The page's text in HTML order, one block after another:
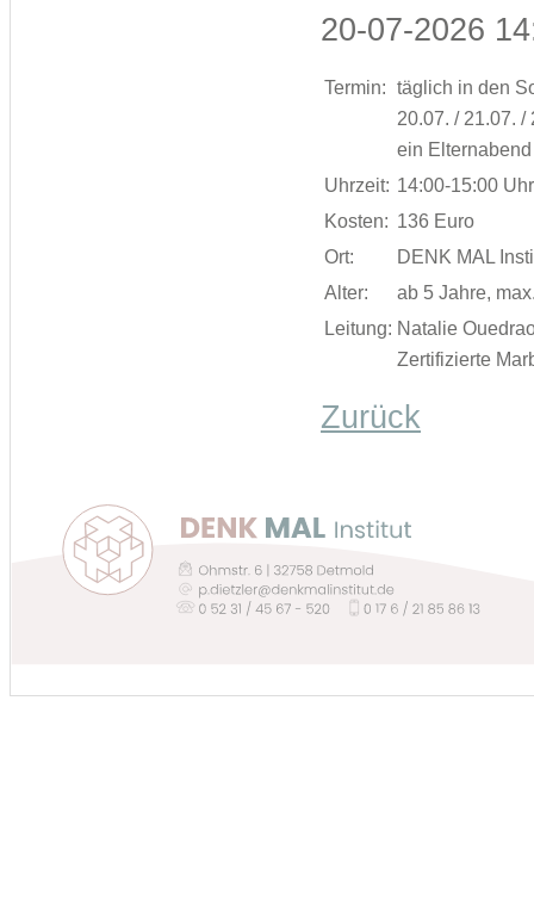
20-07-2026
Termin: täglich in den
20.07. / 21.07. /
ein
Uhrzeit: 14:00-15:00 Uhr
Kosten: 136 Euro
Ort:
DENK MAL
Alter:
ab 5 Jahre,
Leitung: Natalie
Zertifizierte
Zurück